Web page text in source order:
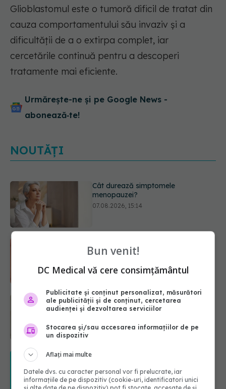
Glioblastomul este o tumoră dificil de tratat din
cauza comportamentului său invaziv și a
dificultății de a o extirpa complet, iar
cercetările continuă pentru a descoperi
tratamente mai eficiente.
Urmărește-ne și pe Google News -
abonează‑te!
NOUTĂȚI
Ți-ai mărit buzele? Cele 4 greșeli
care pot strica rezultatul după
injectarea cu acid hialuronic
care i-a schimbat viața: Am cancer
07.08.2026, 12:39
Greșeala care îți crește tensiunea
arterială. Nu este doar sarea din
07.08.2026, 12:14
candidații vor avea aceleași
subiecte
Bun venit!
DC Medical vă cere consimțământul
Publicitate și conținut personalizat, măsurători
ale publicității și de conținut, cercetarea
audienței și dezvoltarea serviciilor
Stocarea și/sau accesarea informațiilor de pe
un dispozitiv
Aflați mai multe
Datele dvs. cu caracter personal vor fi prelucrate, iar
informațiile de pe dispozitiv (cookie-uri, identificatori unici